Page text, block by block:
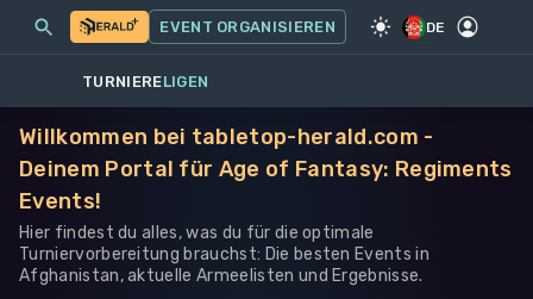
SPIEL·WARHAMMER 40K
MEINE EVENTS MEHR
EVENT ORGANISIEREN DE
TURNIERELIGEN
Willkommen bei tabletop-herald.com -
Deinem Portal für Age of Fantasy: Regiments
Events!
Hier findest du alles, was du für die optimale
Turniervorbereitung brauchst: Die besten Events in
Afghanistan, aktuelle Armeelisten und Ergebnisse.